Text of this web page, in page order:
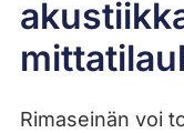
Rimaseinän voi